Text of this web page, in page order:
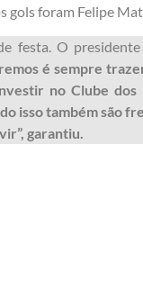
gols foram Felipe
festa. O
é sempre
no Clube
isso também são
garantiu.